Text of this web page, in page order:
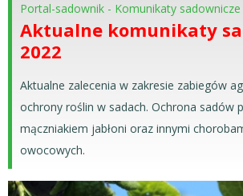
Portal-sadownik - Komunikaty sadownicze
Aktualne komunikaty
2022
Aktualne zalecenia w zakresie zabiegów
ochrony roślin w sadach. Ochrona sadów
mączniakiem jabłoni oraz innymi
owocowych.